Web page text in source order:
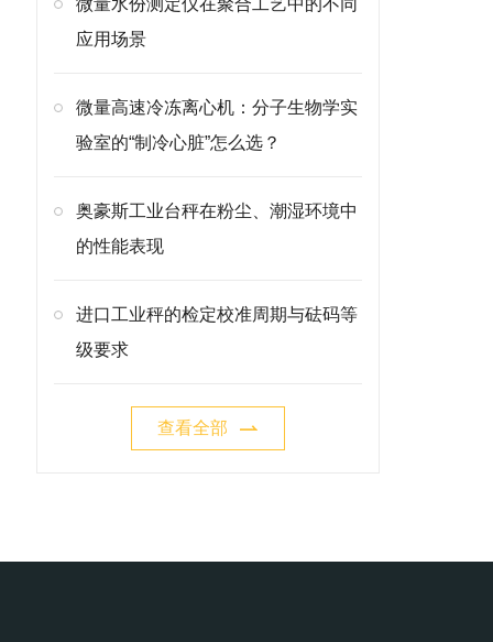
微量水份测定仪在聚合工艺中的不同
应用场景
微量高速冷冻离心机：分子生物学实
验室的“制冷心脏”怎么选？
奥豪斯工业台秤在粉尘、潮湿环境中
的性能表现
进口工业秤的检定校准周期与砝码等
级要求
查看全部